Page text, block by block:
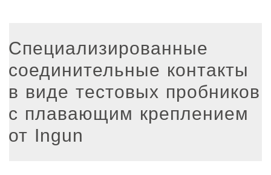
Специализированные
соединительные контакты
в виде тестовых пробников
с плавающим креплением
от Ingun